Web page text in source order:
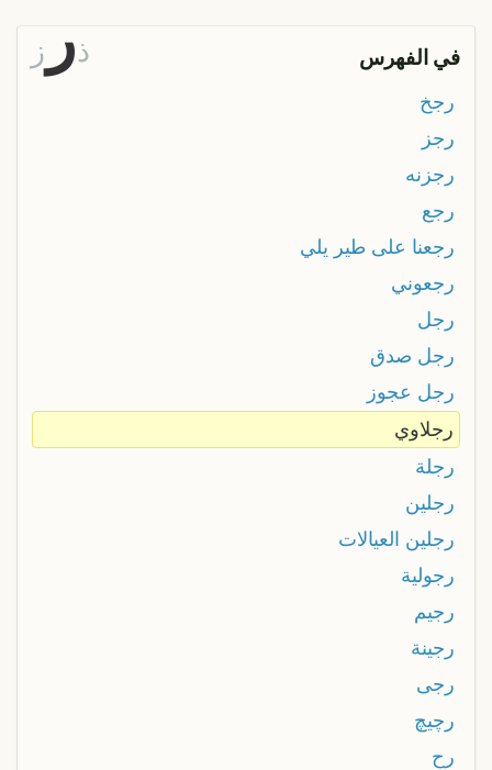
في الفهرس ذر ز
رجخ
رجز
رجزنه
رجع
رجعنا على طير يلي
رجعوني
رجل
رجل صدق
رجل عجوز
رجلاوي
رجلة
رجلين
رجلين العيالات
رجولية
رجيم
رجينة
رجی
رچيچ
رح